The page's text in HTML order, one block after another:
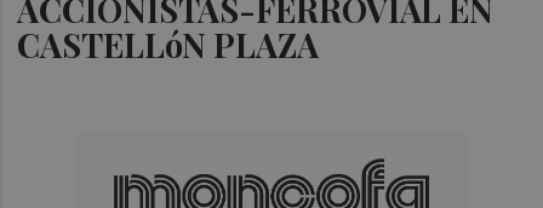
ACCIONISTAS-FERROVIAL EN
CASTELLóN PLAZA